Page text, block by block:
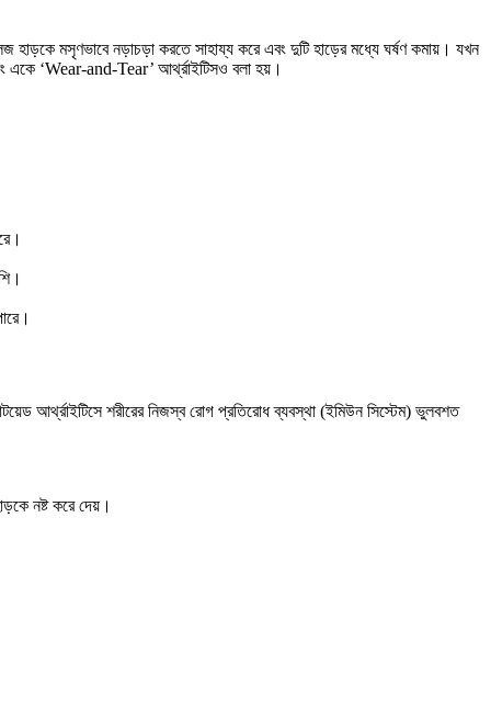
হাড়কে মসৃণভাবে নড়াচড়া করতে সাহায্য করে এবং দুটি হাড়ের মধ্যে ঘর্ষণ কমায়। যখন
একে ‘Wear-and-Tear’ আর্থ্রাইটিসও বলা হয়।
আর্থ্রাইটিসে শরীরের নিজস্ব রোগ প্রতিরোধ ব্যবস্থা (ইমিউন সিস্টেম) ভুলবশত
নষ্ট করে দেয়।